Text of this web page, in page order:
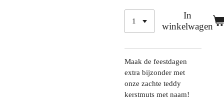
In
winkelwagen
Maak de feestdagen
extra bijzonder met
onze zachte teddy
kerstmuts met naam!